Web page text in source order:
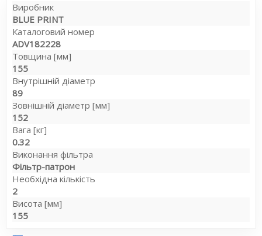
Виробник
BLUE PRINT
Каталоговий номер
ADV182228
Товщина [мм]
155
Внутрішній діаметр
89
Зовнішній діаметр [мм]
152
Вага [кг]
0.32
Виконання фільтра
Фільтр-патрон
Необхідна кількість
2
Висота [мм]
155